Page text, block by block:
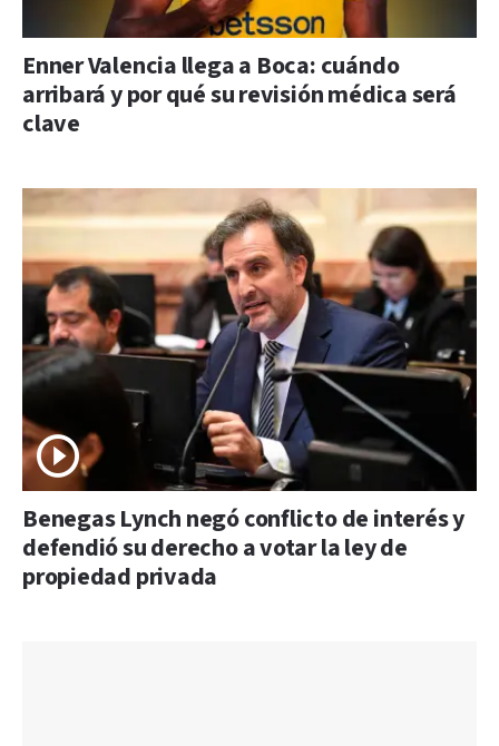
Enner Valencia llega a Boca: cuándo
arribará y por qué su revisión médica será
clave
Benegas Lynch negó conflicto de interés y
defendió su derecho a votar la ley de
propiedad privada